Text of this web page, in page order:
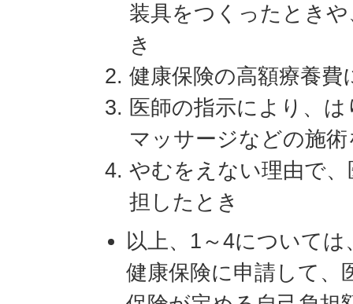
装具をつくったとき
き
健康保険の高額療養費
医師の指示により、
マッサージなどの施
やむをえない理由で
担したとき
以上、1～4について
健康保険に申請して、